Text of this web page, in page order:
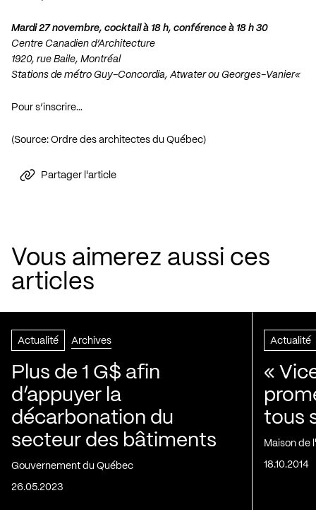
Mardi 27 novembre, cocktail à 18 h, conférence à 18 h 30
Centre Canadien d’Architecture
1920, rue Baile, Montréal
Stations de métro Guy-Concordia, Atwater ou Georges-Vanier«
Pour s’inscrire…
(Source: Ordre des architectes du Québec)
Partager l'article
Vous aimerez aussi ces
articles
Actualité Archives
Plus de 1 G$ afin
d’appuyer la
décarbonation du
secteur des bâtiments
Gouvernement du Québec
26.05.2023
Actualité
«
tous
Maison de
18.10.2014